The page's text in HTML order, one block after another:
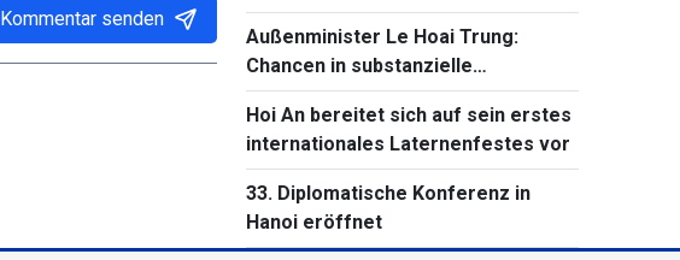
Kommentar senden
Ba-Den-Berg stattfinden
Außenminister Le Hoai Trung:
Chancen in substanzielle
Entwicklungsergebnisse
verwandeln
Hoi An bereitet sich auf sein erstes
internationales Laternenfestes vor
33. Diplomatische Konferenz in
Hanoi eröffnet